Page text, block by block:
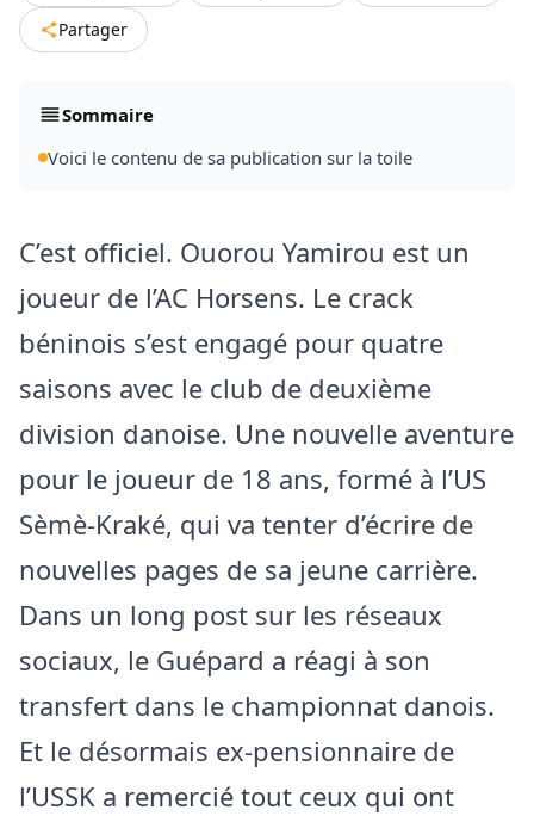
Partager
Sommaire
Voici le contenu de sa publication sur la toile
C’est officiel. Ouorou Yamirou est un
joueur de l’AC Horsens. Le crack
béninois s’est engagé pour quatre
saisons avec le club de deuxième
division danoise. Une nouvelle aventure
pour le joueur de 18 ans, formé à l’US
Sèmè-Kraké, qui va tenter d’écrire de
nouvelles pages de sa jeune carrière.
Dans un long post sur les réseaux
sociaux, le Guépard a réagi à son
transfert dans le championnat danois.
Et le désormais ex-pensionnaire de
l’USSK a remercié tout ceux qui ont